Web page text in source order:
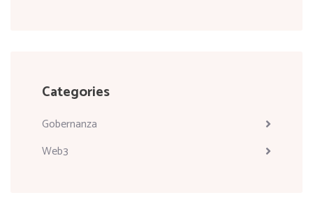
Categories
Gobernanza
Web3